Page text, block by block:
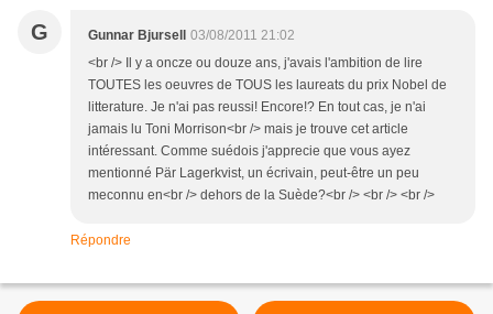
G Gunnar Bjursell
03/08/2011 21:02
<br /> Il y a oncze ou douze ans, j'avais l'ambition de lire
TOUTES les oeuvres de TOUS les laureats du prix Nobel de
litterature. Je n'ai pas reussi! Encore!? En tout cas, je n'ai
jamais lu Toni Morrison<br /> mais je trouve cet article
intéressant. Comme suédois j'apprecie que vous ayez
mentionné Pär Lagerkvist, un écrivain, peut-être un peu
meconnu en<br /> dehors de la Suède?<br /> <br /> <br />
Répondre